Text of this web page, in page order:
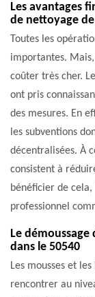
Les avantages
de nettoyage
Toutes les
importantes.
coûter très cher.
ont pris
des mesures. En
les subventions
décentralisées. À
consistent à
bénéficier de
professionnel
Le démoussage
dans le 50540
Les mousses et
rencontrer au